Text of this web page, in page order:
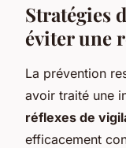
Stratégies
éviter une
La prévention
avoir traité une
réflexes de
efficacement